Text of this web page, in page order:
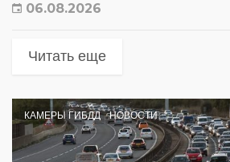
06.08.2026
Читать еще
КАМЕРЫ ГИБДД НОВОСТИ